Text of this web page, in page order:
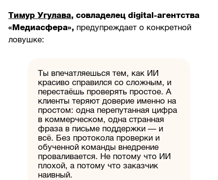
Тимур Угулава, совладелец digital-агентства
«Медиасфера», предупреждает о конкретной
ловушке:
Ты впечатляешься тем, как ИИ
красиво справился со сложным, и
перестаёшь проверять простое. А
клиенты теряют доверие именно на
простом: одна перепутанная цифра
в коммерческом, одна странная
фраза в письме поддержки — и
всё. Без протокола проверки и
обученной команды внедрение
проваливается. Не потому что ИИ
плохой, а потому что заказчик
наивный.